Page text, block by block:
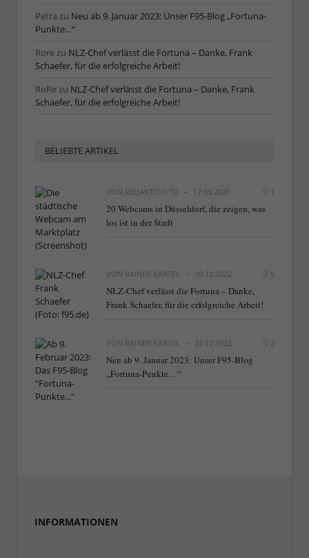
Petra zu Neu ab 9. Januar 2023: Unser F95-Blog „Fortuna-
Punkte…“
Rorezu NLZ-Chef verlässt die Fortuna – Danke, Frank
Schaefer, für die erfolgreiche Arbeit!
RoRezu NLZ-Chef verlässt die Fortuna – Danke, Frank
Schaefer, für die erfolgreiche Arbeit!
BELIEBTE ARTIKEL
VON REDAKTION TD 17.09.2020 1
20 Webcams in Düsseldorf, die zeigen, was
los ist in der Stadt
VON RAINER BARTEL 10.12.2022 5
NLZ-Chef verlässt die Fortuna – Danke,
Frank Schaefer, für die erfolgreiche Arbeit!
VON RAINER BARTEL 22.12.2022 2
Neu ab 9. Januar 2023: Unser F95-Blog
„Fortuna-Punkte…“
INFORMATIONEN